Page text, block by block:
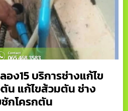
ง15 บริการช่างแก้ไข
น แก้ไขส้วมตัน ช่าง
กโครกตัน